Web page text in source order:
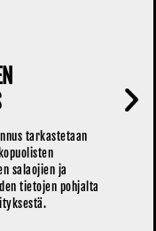
tarkastetaan
salaojien ja
tietojen pohjalta